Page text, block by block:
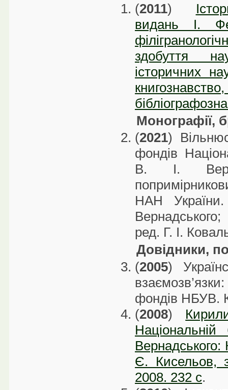
(2011)
видань І.
здобуття
історичних
Монографії,
(2021)
фондів
В. І.
НАН
ред. Г. І.
Довідники,
(2005)
фондів НБУВ.
(2008)
Є. Кисельов,
2008. 232 с.